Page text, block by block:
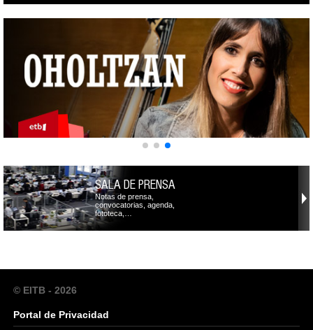
SALA DE PRENSA
Notas de prensa,
convocatorias, agenda,
fototeca,…
© EITB - 2026
Portal de Privacidad